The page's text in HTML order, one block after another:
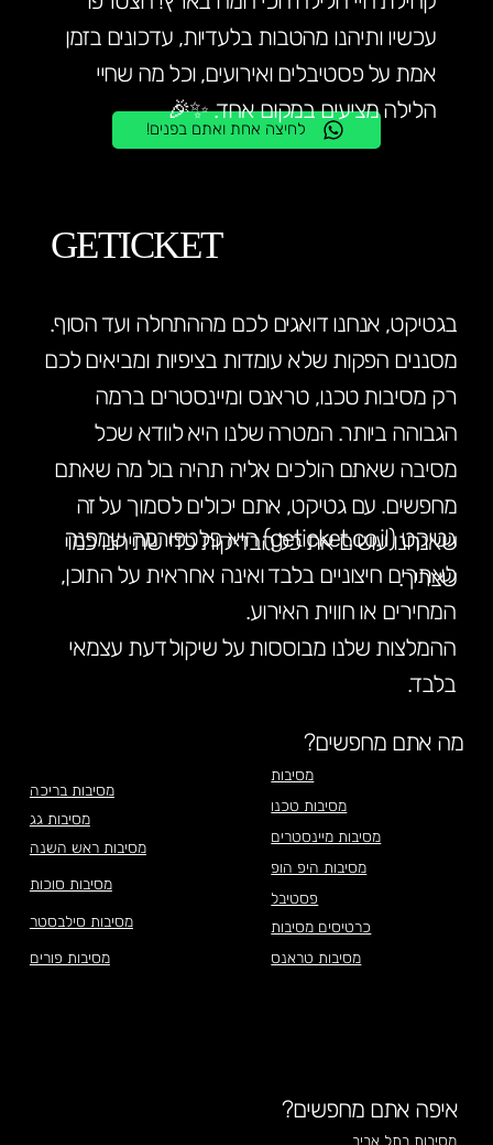
מסיבות בריכה
מסיבות גג
מסיבות ראש השנה
מסיבות סוכות
מסיבות סילבסטר
מסיבות פורים
מה אתם מחפשים?
מסיבות
מסיבות טכנו
מסיבות טראנס
מסיבות מיינסטרים
מסיבות היפ הופ
פסטיבל
כרטיסים מסיבות
איפה אתם מחפשים?
מסיבות בתל אביב
לחיצה אחת ואתם בפנים!
עכשיו ותיהנו מהטבות בלעדיות, עדכונים בזמן
אמת על פסטיבלים ואירועים, וכל מה שחיי
הלילה מציעים במקום אחד. ✨🎉
גטיקט (geticket.co.il) היא פלטפורמה שמפנה
לאתרים חיצוניים בלבד ואינה אחראית על התוכן,
המחירים או חווית האירוע.
ההמלצות שלנו מבוססות על שיקול דעת עצמאי
בלבד.
GETICKET
בגטיקט, אנחנו דואגים לכם מההתחלה ועד הסוף.
מסננים הפקות שלא עומדות בציפיות ומביאים לכם
רק מסיבות טכנו, טראנס ומיינסטרים ברמה
הגבוהה ביותר. המטרה שלנו היא לוודא שכל
מסיבה שאתם הולכים אליה תהיה בול מה שאתם
מחפשים. עם גטיקט, אתם יכולים לסמוך על זה
שאנחנו עושים את כל הבדיקות כדי שתיהנו כמו
שצריך.